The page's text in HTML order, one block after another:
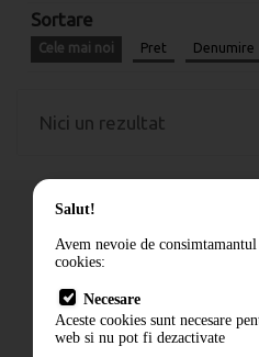
Sortare
Cele mai noi Pret Denumire
Nici un rezultat
Cum comand
Livrare
Contact
Salut!
Avem nevoie de
cookies:
Necesare
Aceste cookies sunt necesare
web si nu pot fi dezactivate